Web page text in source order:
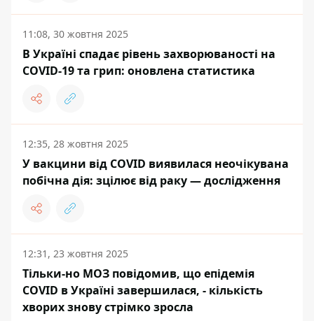
11:08, 30 жовтня 2025
В Україні спадає рівень захворюваності на
COVID-19 та грип: оновлена статистика
12:35, 28 жовтня 2025
У вакцини від COVID виявилася неочікувана
побічна дія: зцілює від раку — дослідження
12:31, 23 жовтня 2025
Тільки-но МОЗ повідомив, що епідемія
COVID в Україні завершилася, - кількість
хворих знову стрімко зросла